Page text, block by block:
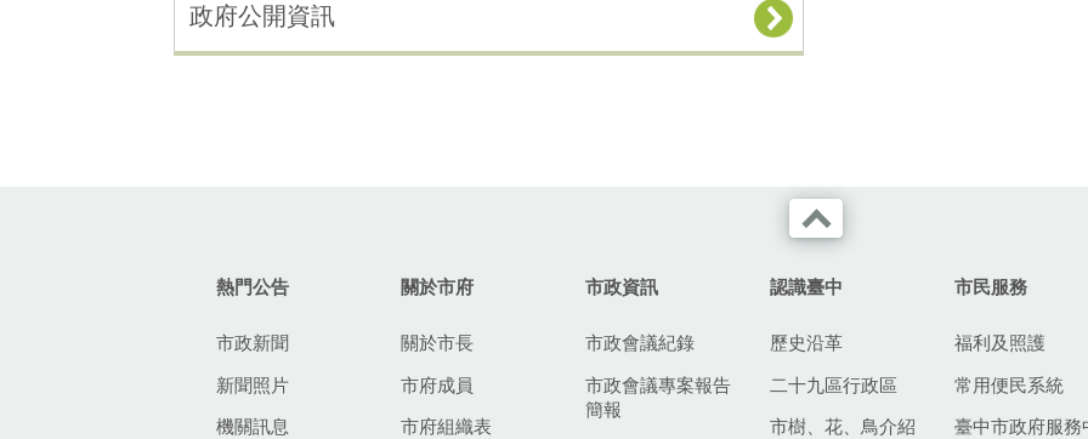
政府公開資訊
熱門公告
市政新聞
新聞照片
機關訊息
關於市府
關於市長
市府成員
市府組織表
市政資訊
市政會議紀錄
市政會議專案報告
簡報
認識臺中
歷史沿革
二十九區行政區
市樹、花、鳥介紹
市民服務
福利及照護
常用便民系統
臺中市政府服務